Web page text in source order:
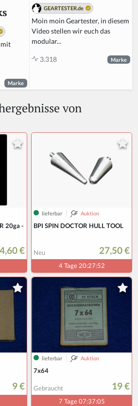
mit
Marke
GEARTESTER.de
Moin moin Geartester, in diesem
Video stellen wir euch das
modular...
3.318 Marke
von